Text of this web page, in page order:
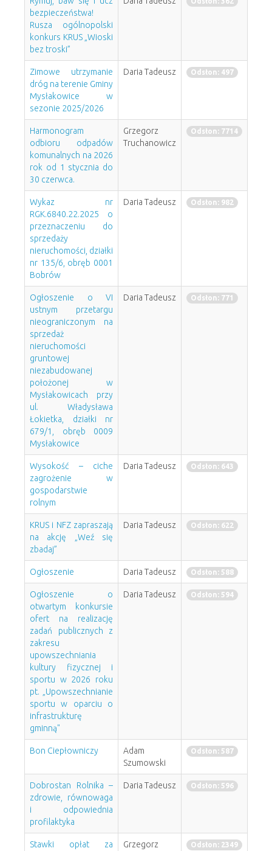
bezpieczeństwa!
Rusza ogólnopolski
konkurs KRUS „Wioski
bez troski”
Zimowe utrzymanie
dróg na terenie Gminy
Mysłakowice w
sezonie 2025/2026
Daria Tadeusz Odsłon: 497
Harmonogram
odbioru odpadów
komunalnych na 2026
rok od 1 stycznia do
30 czerwca.
Grzegorz
Truchanowicz
Odsłon: 7714
Wykaz nr
RGK.6840.22.2025 o
przeznaczeniu do
sprzedaży
nieruchomości, działki
nr 135/6, obręb 0001
Bobrów
Daria Tadeusz Odsłon: 982
Ogłoszenie o VI
ustnym przetargu
nieograniczonym na
sprzedaż
nieruchomości
gruntowej
niezabudowanej
położonej w
Mysłakowicach przy
ul. Władysława
Łokietka, działki nr
679/1, obręb 0009
Mysłakowice
Daria Tadeusz Odsłon: 771
Wysokość – ciche
zagrożenie w
gospodarstwie
rolnym
Daria Tadeusz Odsłon: 643
KRUS i NFZ zapraszają
na akcję „Weź się
zbadaj”
Daria Tadeusz Odsłon: 622
Ogłoszenie Daria Tadeusz Odsłon: 588
Ogłoszenie o
otwartym konkursie
ofert na realizację
zadań publicznych z
zakresu
upowszechniania
kultury fizycznej i
sportu w 2026 roku
pt. „Upowszechnianie
sportu w oparciu o
infrastrukturę
gminną"
Daria Tadeusz Odsłon: 594
Bon Ciepłowniczy
Adam
Szumowski
Odsłon: 587
Dobrostan Rolnika –
zdrowie, równowaga
i odpowiednia
profilaktyka
Daria Tadeusz Odsłon: 596
Stawki opłat za
Grzegorz
Odsłon: 2349